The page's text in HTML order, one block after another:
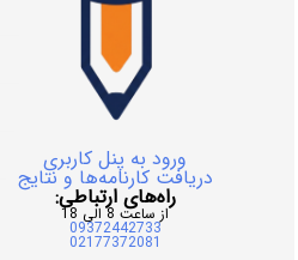
ورود به پنل کاربری
دریافت کارنامه‌ها و نتایج
راه‌های ارتباطی:
از ساعت 8 الی 18
09372442733
02177372081